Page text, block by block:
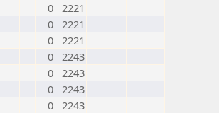
0 2221
0 2221
0 2221
0 2243
0 2243
0 2243
0 2243